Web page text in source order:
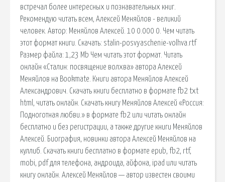
встречал более интересных и познавательных книг.
Рекомендую читать всем, Алексей Меняйлов - великий
человек. Автор: Меняйлов Алексей. 10 0.000 0. Чем читать
этот формат книги. Скачать: stalin-posvyaschenie-volhva.rtf
Размер файла: 1,23 Mb Чем читать этот формат. Читать
онлайн «Сталин: посвящение волхва» автора Алексей
Меняйлов на Bookmate. Книги автора Меняйлов Алексей
Александрович. Скачать книги бесплатно в формате fb2 txt
html, читать онлайн. Скачать книгу Меняйлов Алексей «Россия:
Подноготная любви.» в формате fb2 или читать онлайн
бесплатно и без регистрации, а также другие книги Меняйлов
Алексей. Биография, новинки автора Алексей Меняйлов на
куллиб. Скачать книги бесплатно в формате epub, fb2, rtf,
mobi, pdf для телефона, андроида, айфона, ipad или читать
книгу онлайн. Алексей Меняйлов — автор известен своими